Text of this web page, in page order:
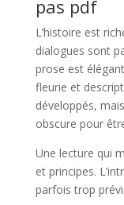
pas pdf
L’histoire est
dialogues sont
prose est
fleurie et
développés,
obscure pour
Une lecture qui
et principes.
parfois trop